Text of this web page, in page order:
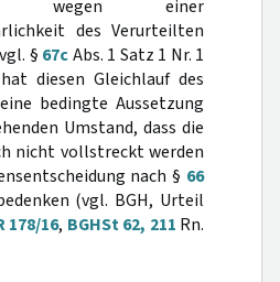
wegen einer
des Verurteilten
§ 67cAbs. 1 Satz 1 Nr. 1
diesen Gleichlauf des
bedingte Aussetzung
Umstand, dass die
nicht vollstreckt werden
nach § 66
(vgl. BGH, Urteil
178/16, BGHSt 62, 211 Rn.